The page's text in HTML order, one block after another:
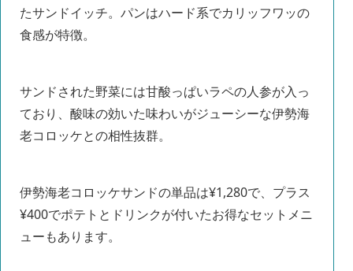
たサンドイッチ。パンはハード系でカリッフワッの
食感が特徴。
サンドされた野菜には甘酸っぱいラペの人参が入っ
ており、酸味の効いた味わいがジューシーな伊勢海
老コロッケとの相性抜群。
伊勢海老コロッケサンドの単品は¥1,280で、プラス
¥400でポテトとドリンクが付いたお得なセットメニ
ューもあります。